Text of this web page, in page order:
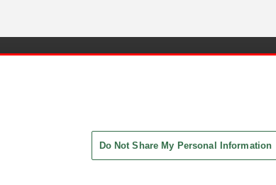
Do Not Share My Personal Information